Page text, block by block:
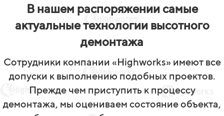
В нашем распоряжении самые
актуальные технологии высотного
демонтажа
Сотрудники компании «Highworks» имеют все
допуски к выполнению подобных проектов.
Прежде чем приступить к процессу
демонтажа, мы оцениваем состояние объекта,